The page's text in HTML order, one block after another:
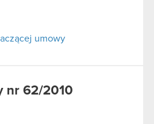
umowy
nr 62/2010